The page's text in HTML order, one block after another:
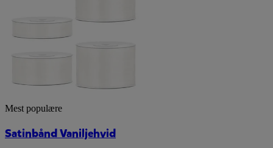
Mest populære
Satinbånd Vaniljehvid